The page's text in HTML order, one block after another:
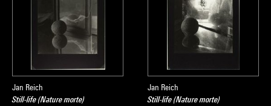
Jan Reich
Still-life (Nature morte)
Jan Reich
Still-life (Nature morte)